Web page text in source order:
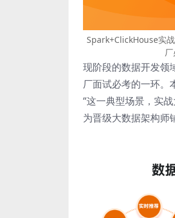
Spark+ClickHouse实
现阶段的数据开发领
厂面试必考的一环。
“这一典型场景，实
为晋级大数据架构师